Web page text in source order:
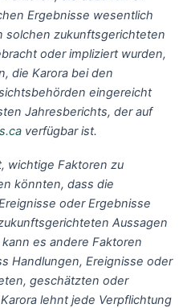
Ergebnisse wesentlich
solchen zukunftsgerichteten
oder impliziert wurden,
die Karora bei den
eingereicht
Jahresberichts, der auf
verfügbar ist.
wichtige Faktoren zu
könnten, dass die
oder Ergebnisse
Aussagen
es andere Faktoren
Handlungen, Ereignisse oder
geschätzten oder
lehnt jede Verpflichtung